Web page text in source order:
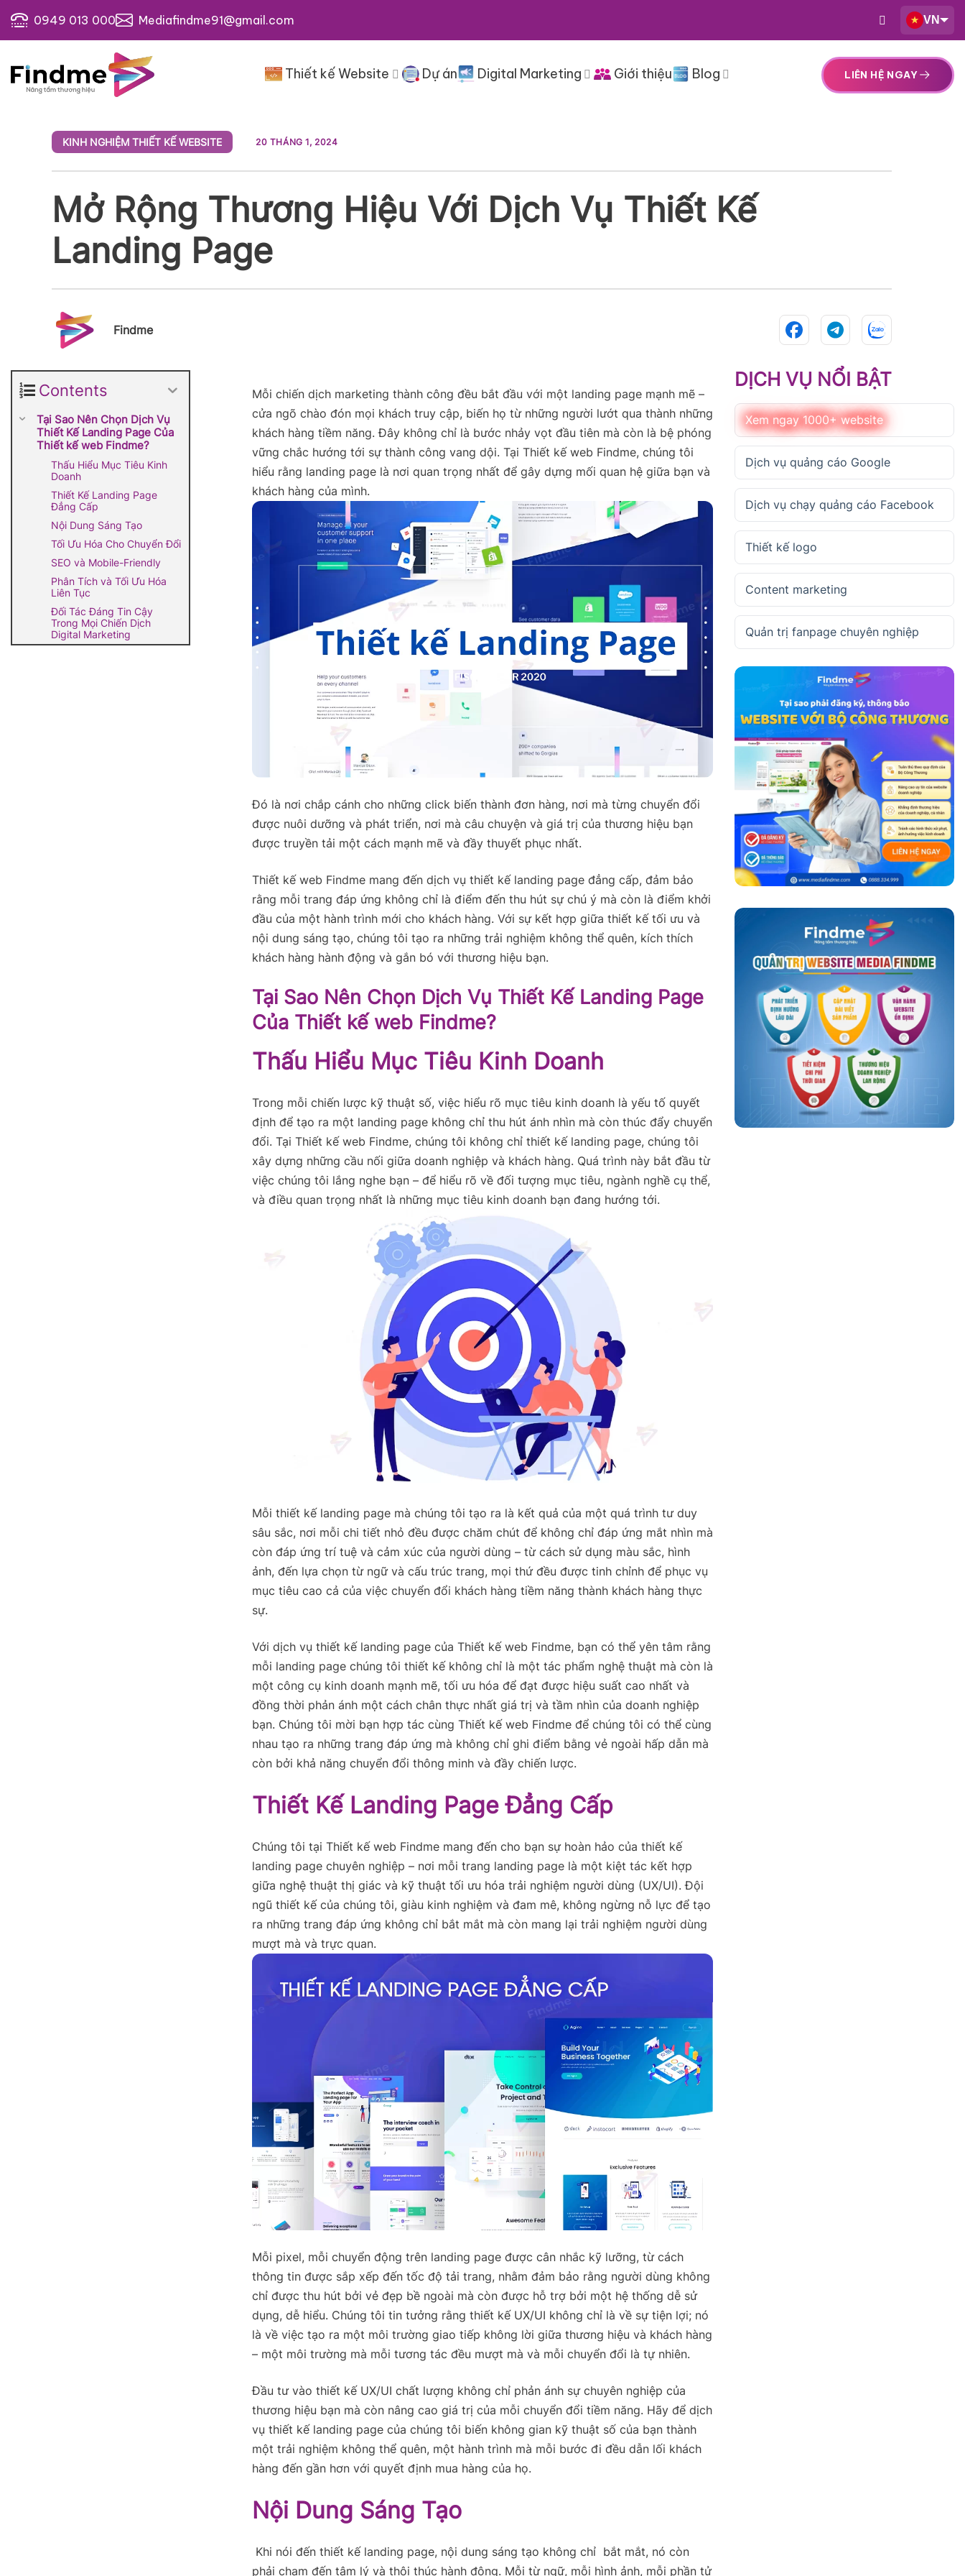
qua
nội
dung
0949 013 000 Mediafindme91@gmail.com VN
Thiết kế Website Dự án Digital Marketing Giới thiệu Blog LIÊN HỆ NGAY
KINH NGHIỆM THIẾT KẾ WEBSITE 20 THÁNG 1, 2024
Mở Rộng Thương Hiệu Với Dịch Vụ Thiết Kế
Landing Page
Findme
Contents
Tại Sao Nên Chọn Dịch Vụ
Thiết Kế Landing Page Của
Thiết kế web Findme?
Thấu Hiểu Mục Tiêu Kinh
Doanh
Thiết Kế Landing Page
Đẳng Cấp
Nội Dung Sáng Tạo
Tối Ưu Hóa Cho Chuyển Đổi
SEO và Mobile-Friendly
Phân Tích và Tối Ưu Hóa
Liên Tục
Đối Tác Đáng Tin Cậy
Trong Mọi Chiến Dịch
Digital Marketing
Mỗi chiến dịch marketing thành công đều bắt đầu với một landing page mạnh mẽ –
cửa ngõ chào đón mọi khách truy cập, biến họ từ những người lướt qua thành những
khách hàng tiềm năng. Đây không chỉ là bước nhảy vọt đầu tiên mà còn là bệ phóng
vững chắc hướng tới sự thành công vang dội. Tại Thiết kế web Findme, chúng tôi
hiểu rằng landing page là nơi quan trọng nhất để gây dựng mối quan hệ giữa bạn và
khách hàng của mình.
Đó là nơi chắp cánh cho những click biến thành đơn hàng, nơi mà từng chuyển đổi
được nuôi dưỡng và phát triển, nơi mà câu chuyện và giá trị của thương hiệu bạn
được truyền tải một cách mạnh mẽ và đầy thuyết phục nhất.
Thiết kế web Findme mang đến dịch vụ thiết kế landing page đẳng cấp, đảm bảo
rằng mỗi trang đáp ứng không chỉ là điểm đến thu hút sự chú ý mà còn là điểm khởi
đầu của một hành trình mới cho khách hàng. Với sự kết hợp giữa thiết kế tối ưu và
nội dung sáng tạo, chúng tôi tạo ra những trải nghiệm không thể quên, kích thích
khách hàng hành động và gắn bó với thương hiệu bạn.
Tại Sao Nên Chọn Dịch Vụ Thiết Kế Landing Page
Của Thiết kế web Findme?
Thấu Hiểu Mục Tiêu Kinh Doanh
Trong mỗi chiến lược kỹ thuật số, việc hiểu rõ mục tiêu kinh doanh là yếu tố quyết
định để tạo ra một landing page không chỉ thu hút ánh nhìn mà còn thúc đẩy chuyển
đổi. Tại Thiết kế web Findme, chúng tôi không chỉ thiết kế landing page, chúng tôi
xây dựng những cầu nối giữa doanh nghiệp và khách hàng. Quá trình này bắt đầu từ
việc chúng tôi lắng nghe bạn – để hiểu rõ về đối tượng mục tiêu, ngành nghề cụ thể,
và điều quan trọng nhất là những mục tiêu kinh doanh bạn đang hướng tới.
Mỗi thiết kế landing page mà chúng tôi tạo ra là kết quả của một quá trình tư duy
sâu sắc, nơi mỗi chi tiết nhỏ đều được chăm chút để không chỉ đáp ứng mắt nhìn mà
còn đáp ứng trí tuệ và cảm xúc của người dùng – từ cách sử dụng màu sắc, hình
ảnh, đến lựa chọn từ ngữ và cấu trúc trang, mọi thứ đều được tinh chỉnh để phục vụ
mục tiêu cao cả của việc chuyển đổi khách hàng tiềm năng thành khách hàng thực
sự.
Với dịch vụ thiết kế landing page của Thiết kế web Findme, bạn có thể yên tâm rằng
mỗi landing page chúng tôi thiết kế không chỉ là một tác phẩm nghệ thuật mà còn là
một công cụ kinh doanh mạnh mẽ, tối ưu hóa để đạt được hiệu suất cao nhất và
đồng thời phản ánh một cách chân thực nhất giá trị và tầm nhìn của doanh nghiệp
bạn. Chúng tôi mời bạn hợp tác cùng Thiết kế web Findme để chúng tôi có thể cùng
nhau tạo ra những trang đáp ứng mà không chỉ ghi điểm bằng vẻ ngoài hấp dẫn mà
còn bởi khả năng chuyển đổi thông minh và đầy chiến lược.
Thiết Kế Landing Page Đẳng Cấp
Chúng tôi tại Thiết kế web Findme mang đến cho bạn sự hoàn hảo của thiết kế
landing page chuyên nghiệp – nơi mỗi trang landing page là một kiệt tác kết hợp
giữa nghệ thuật thị giác và kỹ thuật tối ưu hóa trải nghiệm người dùng (UX/UI). Đội
ngũ thiết kế của chúng tôi, giàu kinh nghiệm và đam mê, không ngừng nỗ lực để tạo
ra những trang đáp ứng không chỉ bắt mắt mà còn mang lại trải nghiệm người dùng
mượt mà và trực quan.
Mỗi pixel, mỗi chuyển động trên landing page được cân nhắc kỹ lưỡng, từ cách
thông tin được sắp xếp đến tốc độ tải trang, nhằm đảm bảo rằng người dùng không
chỉ được thu hút bởi vẻ đẹp bề ngoài mà còn được hỗ trợ bởi một hệ thống dễ sử
dụng, dễ hiểu. Chúng tôi tin tưởng rằng thiết kế UX/UI không chỉ là về sự tiện lợi; nó
là về việc tạo ra một môi trường giao tiếp không lời giữa thương hiệu và khách hàng
– một môi trường mà mỗi tương tác đều mượt mà và mỗi chuyển đổi là tự nhiên.
Đầu tư vào thiết kế UX/UI chất lượng không chỉ phản ánh sự chuyên nghiệp của
thương hiệu bạn mà còn nâng cao giá trị của mỗi chuyển đổi tiềm năng. Hãy để dịch
vụ thiết kế landing page của chúng tôi biến không gian kỹ thuật số của bạn thành
một trải nghiệm không thể quên, một hành trình mà mỗi bước đi đều dẫn lối khách
hàng đến gần hơn với quyết định mua hàng của họ.
Nội Dung Sáng Tạo
Khi nói đến thiết kế landing page, nội dung sáng tạo không chỉ bắt mắt, nó còn
phải chạm đến tâm lý và thôi thúc hành động. Mỗi từ ngữ, mỗi hình ảnh, mỗi phần tử
DỊCH VỤ NỔI BẬT
Xem ngay 1000+ website
Dịch vụ quảng cáo Google
Dịch vụ chạy quảng cáo Facebook
Thiết kế logo
Content marketing
Quản trị fanpage chuyên nghiệp